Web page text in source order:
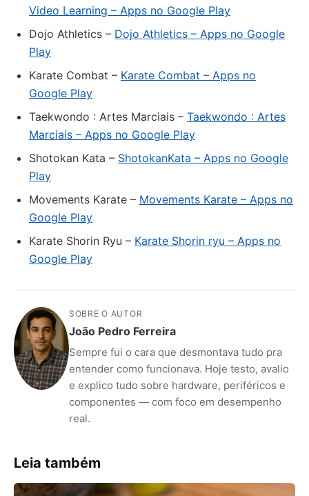
Video Learning – Apps no Google Play
Dojo Athletics – Dojo Athletics – Apps no Google
Play
Karate Combat – Karate Combat – Apps no
Google Play
Taekwondo : Artes Marciais – Taekwondo : Artes
Marciais – Apps no Google Play
Shotokan Kata – ShotokanKata – Apps no Google
Play
Movements Karate – Movements Karate – Apps no
Google Play
Karate Shorin Ryu – Karate Shorin ryu – Apps no
Google Play
SOBRE O AUTOR
João Pedro Ferreira
Sempre fui o cara que desmontava tudo pra
entender como funcionava. Hoje testo, avalio
e explico tudo sobre hardware, periféricos e
componentes — com foco em desempenho
real.
Leia também